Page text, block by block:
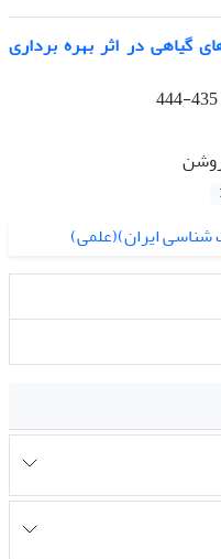
گیاهی در اثر بهره برداری
435-444